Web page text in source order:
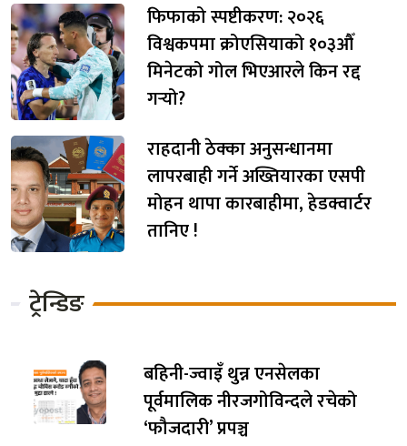
फिफाको स्पष्टीकरण: २०२६
विश्वकपमा क्रोएसियाको १०३औँ
मिनेटको गोल भिएआरले किन रद्द
गर्‍यो?
राहदानी ठेक्का अनुसन्धानमा
लापरबाही गर्ने अख्तियारका एसपी
मोहन थापा कारबाहीमा, हेडक्वार्टर
तानिए !
ट्रेन्डिङ
बहिनी-ज्वाइँ थुन्न एनसेलका
पूर्वमालिक नीरजगोविन्दले रचेको
‘फौजदारी’ प्रपञ्च